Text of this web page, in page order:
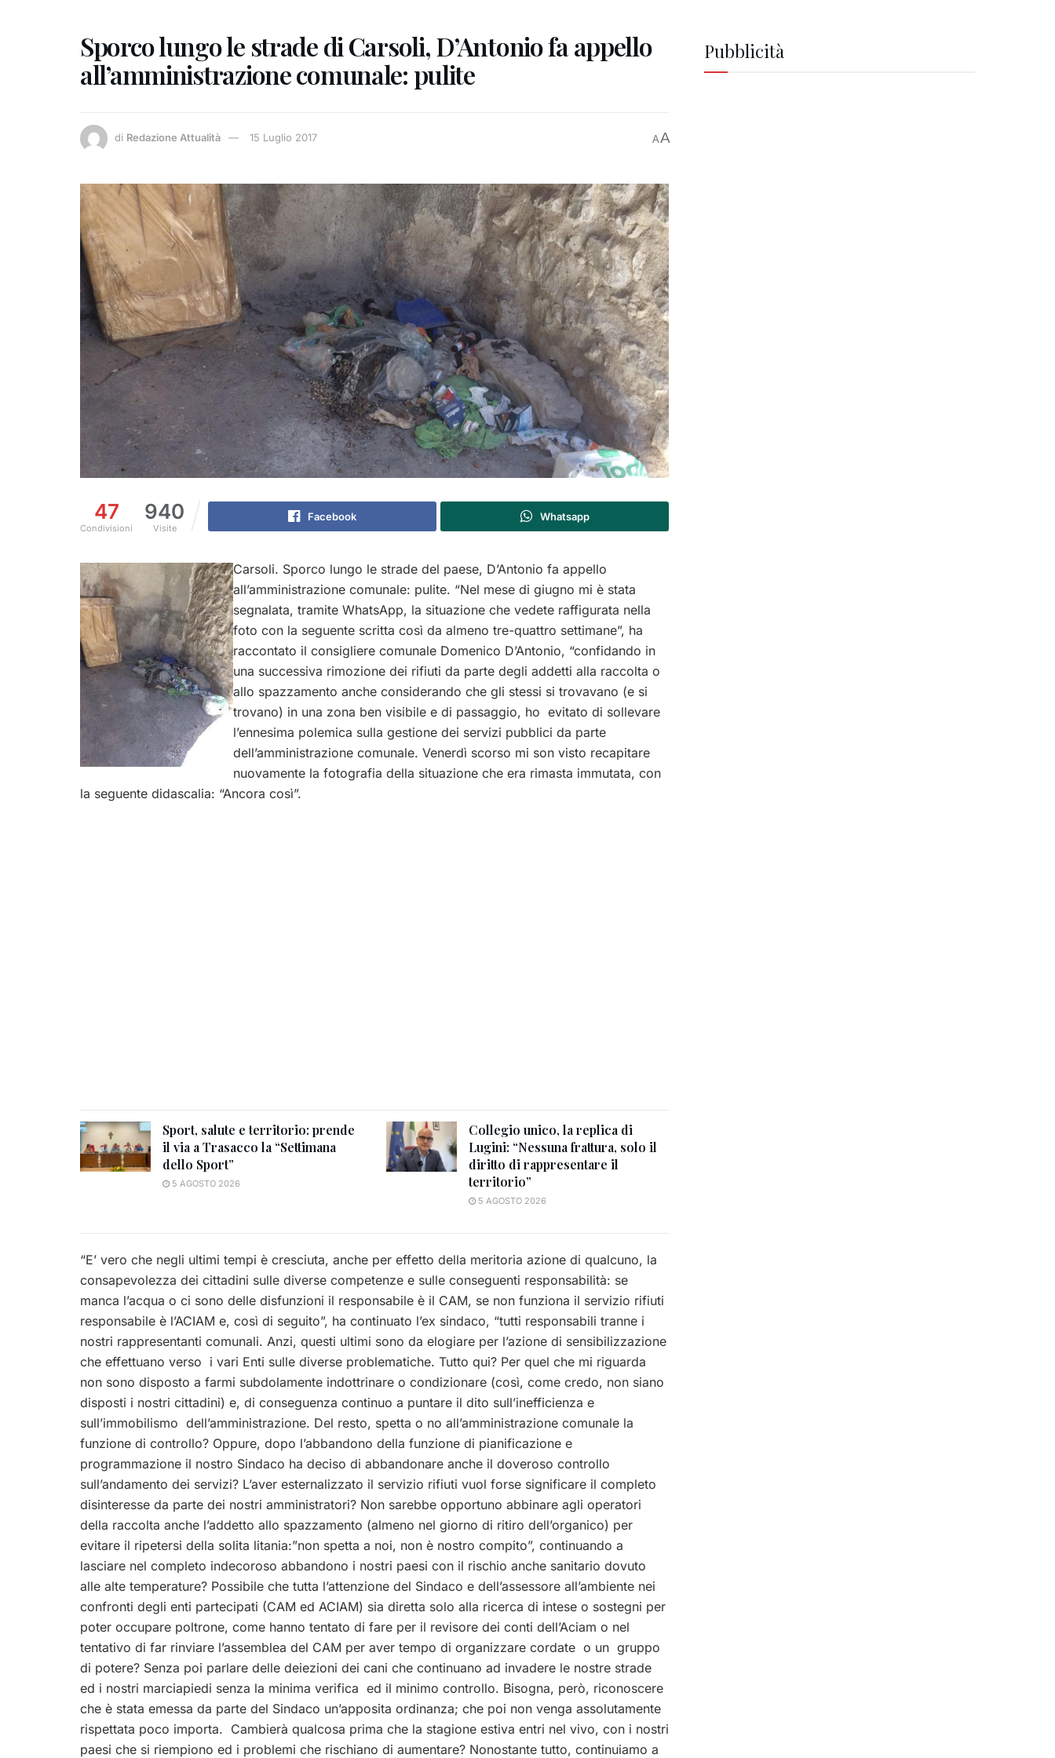
Sporco lungo le strade di Carsoli, D’Antonio fa appello
all’amministrazione comunale: pulite
di Redazione Attualità 15 Luglio 2017 AA
47
Condivisioni
940
Visite
Facebook Whatsapp
Carsoli. Sporco lungo le strade del paese, D’Antonio fa appello
all’amministrazione comunale: pulite. “Nel mese di giugno mi è stata
segnalata, tramite WhatsApp, la situazione che vedete raffigurata nella
foto con la seguente scritta così da almeno tre-quattro settimane”, ha
raccontato il consigliere comunale Domenico D’Antonio, “confidando in
una successiva rimozione dei rifiuti da parte degli addetti alla raccolta o
allo spazzamento anche considerando che gli stessi si trovavano (e si
trovano) in una zona ben visibile e di passaggio, ho evitato di sollevare
l’ennesima polemica sulla gestione dei servizi pubblici da parte
dell’amministrazione comunale. Venerdì scorso mi son visto recapitare
nuovamente la fotografia della situazione che era rimasta immutata, con
la seguente didascalia: “Ancora così”.
Sport, salute e territorio: prende
il via a Trasacco la “Settimana
dello Sport”
5 AGOSTO 2026
Collegio unico, la replica di
Lugini: “Nessuna frattura, solo il
diritto di rappresentare il
territorio”
5 AGOSTO 2026
“E’ vero che negli ultimi tempi è cresciuta, anche per effetto della meritoria azione di qualcuno, la
consapevolezza dei cittadini sulle diverse competenze e sulle conseguenti responsabilità: se
manca l’acqua o ci sono delle disfunzioni il responsabile è il CAM, se non funziona il servizio rifiuti
responsabile è l’ACIAM e, così di seguito”, ha continuato l’ex sindaco, “tutti responsabili tranne i
nostri rappresentanti comunali. Anzi, questi ultimi sono da elogiare per l’azione di sensibilizzazione
che effettuano verso i vari Enti sulle diverse problematiche. Tutto qui? Per quel che mi riguarda
non sono disposto a farmi subdolamente indottrinare o condizionare (così, come credo, non siano
disposti i nostri cittadini) e, di conseguenza continuo a puntare il dito sull’inefficienza e
sull’immobilismo dell’amministrazione. Del resto, spetta o no all’amministrazione comunale la
funzione di controllo? Oppure, dopo l’abbandono della funzione di pianificazione e
programmazione il nostro Sindaco ha deciso di abbandonare anche il doveroso controllo
sull’andamento dei servizi? L’aver esternalizzato il servizio rifiuti vuol forse significare il completo
disinteresse da parte dei nostri amministratori? Non sarebbe opportuno abbinare agli operatori
della raccolta anche l’addetto allo spazzamento (almeno nel giorno di ritiro dell’organico) per
evitare il ripetersi della solita litania:”non spetta a noi, non è nostro compito”, continuando a
lasciare nel completo indecoroso abbandono i nostri paesi con il rischio anche sanitario dovuto
alle alte temperature? Possibile che tutta l’attenzione del Sindaco e dell’assessore all’ambiente nei
confronti degli enti partecipati (CAM ed ACIAM) sia diretta solo alla ricerca di intese o sostegni per
poter occupare poltrone, come hanno tentato di fare per il revisore dei conti dell’Aciam o nel
tentativo di far rinviare l’assemblea del CAM per aver tempo di organizzare cordate o un gruppo
di potere? Senza poi parlare delle deiezioni dei cani che continuano ad invadere le nostre strade
ed i nostri marciapiedi senza la minima verifica ed il minimo controllo. Bisogna, però, riconoscere
che è stata emessa da parte del Sindaco un’apposita ordinanza; che poi non venga assolutamente
rispettata poco importa. Cambierà qualcosa prima che la stagione estiva entri nel vivo, con i nostri
paesi che si riempiono ed i problemi che rischiano di aumentare? Nonostante tutto, continuiamo a
Pubblicità